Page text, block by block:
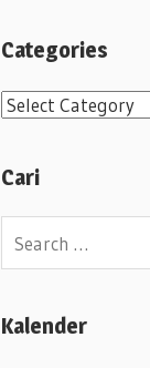
Categories
C
t
o
i
Cari
Kalender